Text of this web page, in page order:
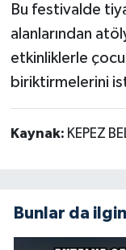
Bu festivalde
alanlarından
etkinliklerle
biriktirmelerini
Kaynak: KEPEZ
Bunlar da